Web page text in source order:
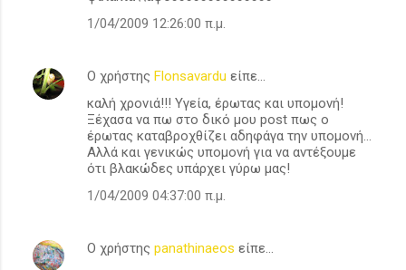
1/04/2009 12:26:00 π.μ.
Ο χρήστης Flonsavardu είπε…
καλή χρονιά!!! Υγεία, έρωτας και υπομονή!
Ξέχασα να πω στο δικό μου post πως ο
έρωτας καταβροχθίζει αδηφάγα την υπομονή...
Αλλά και γενικώς υπομονή για να αντέξουμε
ότι βλακώδες υπάρχει γύρω μας!
1/04/2009 04:37:00 π.μ.
Ο χρήστης panathinaeos είπε…